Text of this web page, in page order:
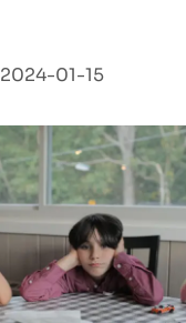
2024-01-15